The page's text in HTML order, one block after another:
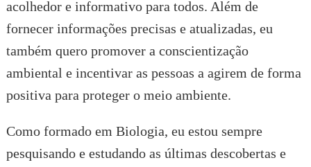
acolhedor e informativo para todos. Além de
fornecer informações precisas e atualizadas, eu
também quero promover a conscientização
ambiental e incentivar as pessoas a agirem de forma
positiva para proteger o meio ambiente.
Como formado em Biologia, eu estou sempre
pesquisando e estudando as últimas descobertas e